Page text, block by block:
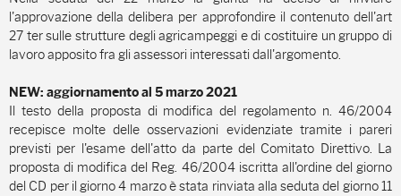
l'approvazione della delibera per approfondire il contenuto dell'art
27 ter sulle strutture degli agricampeggi e di costituire un gruppo di
lavoro apposito fra gli assessori interessati dall'argomento.
NEW: aggiornamento al 5 marzo 2021
Il testo della proposta di modifica del regolamento n. 46/2004
recepisce molte delle osservazioni evidenziate tramite i pareri
previsti per l'esame dell'atto da parte del Comitato Direttivo. La
proposta di modifica del Reg. 46/2004 iscritta all'ordine del giorno
del CD per il giorno 4 marzo è stata rinviata alla seduta del giorno 11